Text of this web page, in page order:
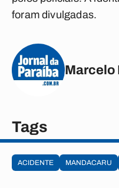
foram divulgadas.
Marcelo
Tags
ACIDENTE MANDACARU